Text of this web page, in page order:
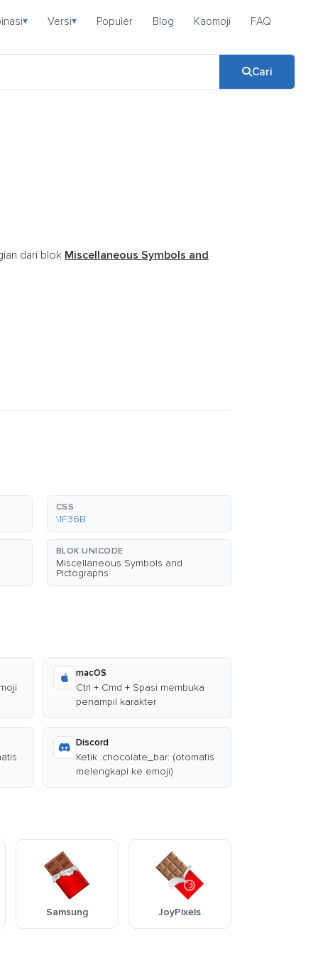
▾ Versi▾ Populer Blog Kaomoji FAQ
Cari
dari blok Miscellaneous Symbols and
CSS
\1F36B
BLOK UNICODE
Miscellaneous Symbols and
Pictographs
macOS
Ctrl + Cmd + Spasi membuka
penampil karakter
Discord
Ketik :chocolate_bar: (otomatis
melengkapi ke emoji)
Samsung JoyPixels